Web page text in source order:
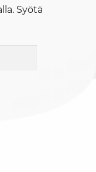
Syötä